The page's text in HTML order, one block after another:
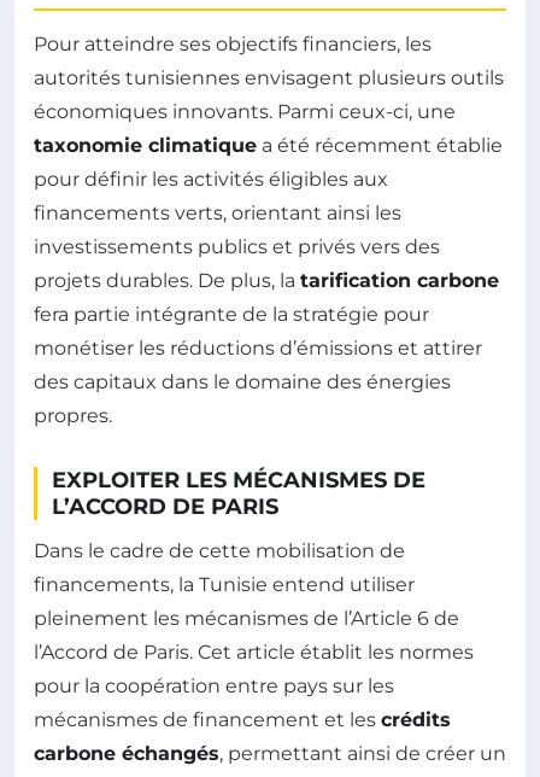
Pour atteindre ses objectifs financiers, les
autorités tunisiennes envisagent plusieurs outils
économiques innovants. Parmi ceux-ci, une
taxonomie climatique a été récemment établie
pour définir les activités éligibles aux
financements verts, orientant ainsi les
investissements publics et privés vers des
projets durables. De plus, la tarification carbone
fera partie intégrante de la stratégie pour
monétiser les réductions d’émissions et attirer
des capitaux dans le domaine des énergies
propres.
EXPLOITER LES MÉCANISMES DE
L’ACCORD DE PARIS
Dans le cadre de cette mobilisation de
financements, la Tunisie entend utiliser
pleinement les mécanismes de l’Article 6 de
l’Accord de Paris. Cet article établit les normes
pour la coopération entre pays sur les
mécanismes de financement et les crédits
carbone échangés, permettant ainsi de créer un